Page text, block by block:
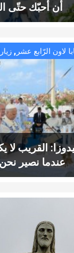
أن أحبّك حتّى
لاون الرّابع عشر ,
القريب لا
عندما نصير